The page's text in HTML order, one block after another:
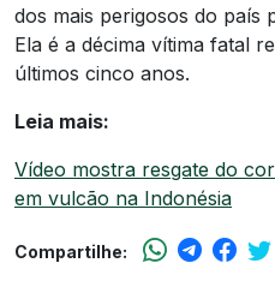
dos mais perigosos do país
Ela é a décima vítima fatal
últimos cinco anos.
Leia mais:
Vídeo mostra resgate do
em vulcão na Indonésia
Compartilhe: